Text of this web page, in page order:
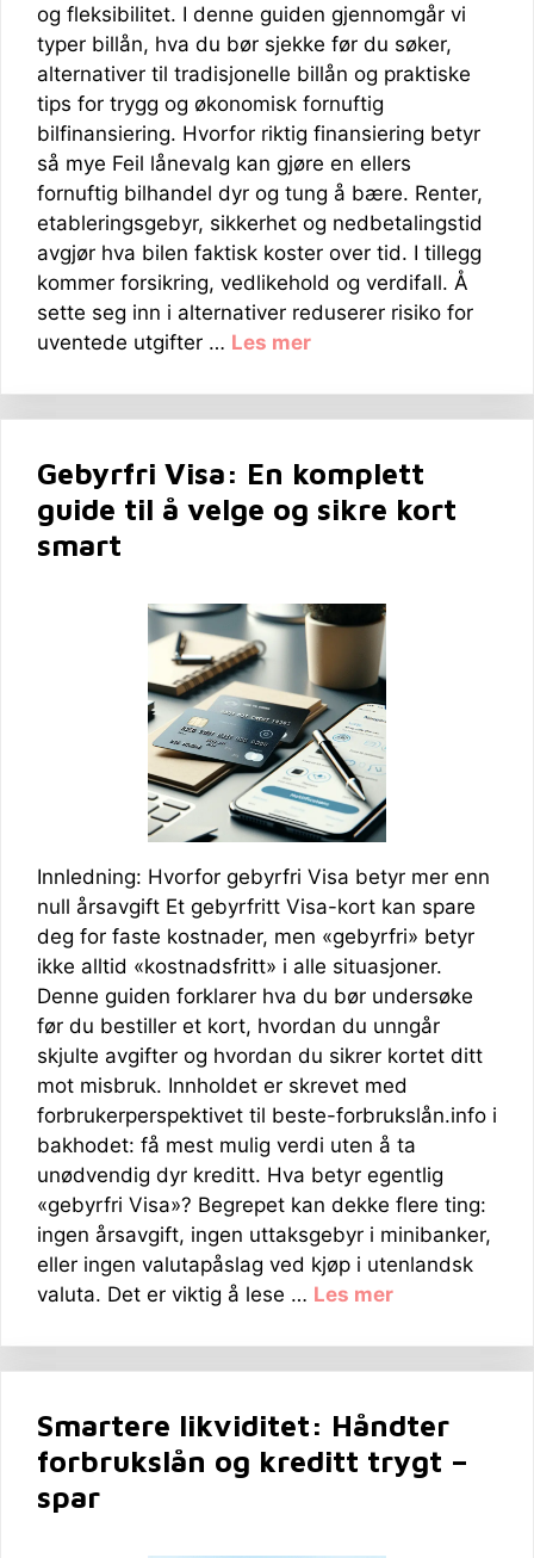
og fleksibilitet. I denne guiden gjennomgår vi
typer billån, hva du bør sjekke før du søker,
alternativer til tradisjonelle billån og praktiske
tips for trygg og økonomisk fornuftig
bilfinansiering. Hvorfor riktig finansiering betyr
så mye Feil lånevalg kan gjøre en ellers
fornuftig bilhandel dyr og tung å bære. Renter,
etableringsgebyr, sikkerhet og nedbetalingstid
avgjør hva bilen faktisk koster over tid. I tillegg
kommer forsikring, vedlikehold og verdifall. Å
sette seg inn i alternativer reduserer risiko for
uventede utgifter … Les mer
Gebyrfri Visa: En komplett
guide til å velge og sikre kort
smart
Innledning: Hvorfor gebyrfri Visa betyr mer enn
null årsavgift Et gebyrfritt Visa-kort kan spare
deg for faste kostnader, men «gebyrfri» betyr
ikke alltid «kostnadsfritt» i alle situasjoner.
Denne guiden forklarer hva du bør undersøke
før du bestiller et kort, hvordan du unngår
skjulte avgifter og hvordan du sikrer kortet ditt
mot misbruk. Innholdet er skrevet med
forbrukerperspektivet til beste-forbrukslån.info i
bakhodet: få mest mulig verdi uten å ta
unødvendig dyr kreditt. Hva betyr egentlig
«gebyrfri Visa»? Begrepet kan dekke flere ting:
ingen årsavgift, ingen uttaksgebyr i minibanker,
eller ingen valutapåslag ved kjøp i utenlandsk
valuta. Det er viktig å lese … Les mer
Smartere likviditet: Håndter
forbrukslån og kreditt trygt –
spar